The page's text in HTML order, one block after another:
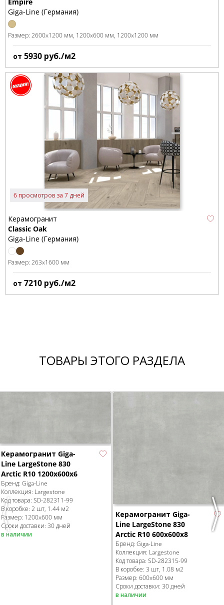
Giga-Line (Германия)
Размер: 2600x1200 мм 1200x600 мм 1200x1200 мм
от 5930 руб./м2
6 просмотров за 7 дней
Керамогранит
Classic Oak
Giga-Line (Германия)
Размер: 263x1600 мм
от 7210 руб./м2
ТОВАРЫ ЭТОГО РАЗДЕЛА
Previous
Керамогранит Giga-
Line LargeStone 830
Arctic R10 1200x600x6
Бренд: Giga-Line
Коллекция: Largestone
Код товара: SD-282311-99
В коробке: 2 шт, 1.44 м2
Размер: 1200x600 мм
Сроки доставки: 30 дней
в наличии
Керамогранит Giga-
Line LargeStone 830
Arctic R10 600x600x8
Бренд: Giga-Line
Коллекция: Largestone
Код товара: SD-282315-99
В коробке: 3 шт, 1.08 м2
Размер: 600x600 мм
Сроки доставки: 30 дней
в наличии